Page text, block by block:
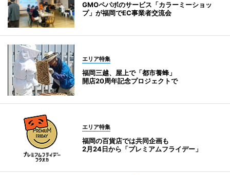
GMOペパボのサービス「カラーミーショッ
プ」が福岡でEC事業者交流会
エリア特集
福岡三越、屋上で「都市養蜂」
開店20周年記念プロジェクトで
エリア特集
福岡の百貨店では共同企画も
2月24日から「プレミアムフライデー」